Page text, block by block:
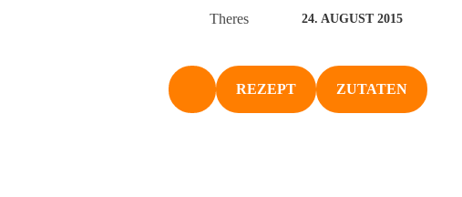
Theres 24. AUGUST 2015
NACH OBEN
REZEPT ZUTATEN